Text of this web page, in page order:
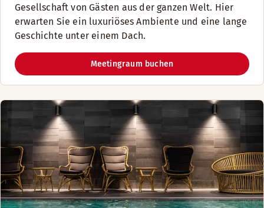
Gesellschaft von Gästen aus der ganzen Welt. Hier
erwarten Sie ein luxuriöses Ambiente und eine lange
Geschichte unter einem Dach.
Meetingraum buchen